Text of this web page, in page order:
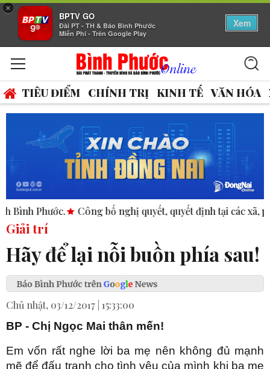
×
BPTV GO
Đài PT - TH & Báo Bình Phước
Miễn Phí - Trên Google Play
Xem
TIÊU ĐIỂM CHÍNH TRỊ KINH TẾ VĂN HÓA
Công bố nghị quyết, quyết định tại các xã, phường.
Giải trí
Hãy để lại nỗi buồn phía sau!
Chủ nhật, 03/12/2017 | 15:33:00
BP - Chị Ngọc Mai thân mến!
Em vốn rất nghe lời ba mẹ nên không đủ mạnh
mẽ để đấu tranh cho tình yêu của mình khi ba mẹ